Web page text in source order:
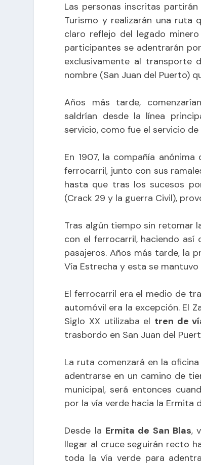
Las personas inscritas
Turismo y realizarán una ruta
claro reflejo del legado
participantes se adentrarán
exclusivamente al transporte
nombre (San Juan del Puerto)
Años más tarde,
saldrían desde la línea
servicio, como fue el servicio
En 1907, la compañía
ferrocarril, junto con sus
hasta que tras los sucesos
(Crack 29 y la guerra Civil),
Tras algún tiempo sin retomar
con el ferrocarril, haciendo así
pasajeros. Años más tarde, la
Vía Estrecha y esta se
El ferrocarril era el medio de
automóvil era la excepción. El
Siglo XX utilizaba el tren de
trasbordo en San Juan del
La ruta comenzará en la
adentrarse en un camino de
municipal, será entonces
por la vía verde hacia la Ermita
Desde la Ermita de San Blas,
llegar al cruce seguirán recto
toda la vía verde para